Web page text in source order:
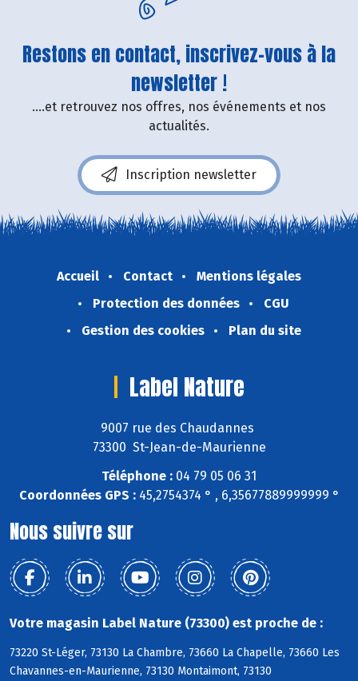
Restons en contact, inscrivez-vous à la
newsletter !
....et retrouvez nos offres, nos événements et nos
actualités.
Inscription newsletter
Accueil Contact
Mentions légales
Protection des données
CGU
Gestion des cookies
Plan du site
Label Nature
9007 rue des Chaudannes
73300 St-Jean-de-Maurienne
Téléphone : 04 79 05 06 31
Coordonnées GPS :45,2754374 ° , 6,35677889999999 °
Nous suivre sur
Votre magasin Label Nature (73300) est proche de :
73220 St-Léger, 73130 La Chambre, 73660 La Chapelle, 73660 Les
Chavannes-en-Maurienne, 73130 Montaimont, 73130